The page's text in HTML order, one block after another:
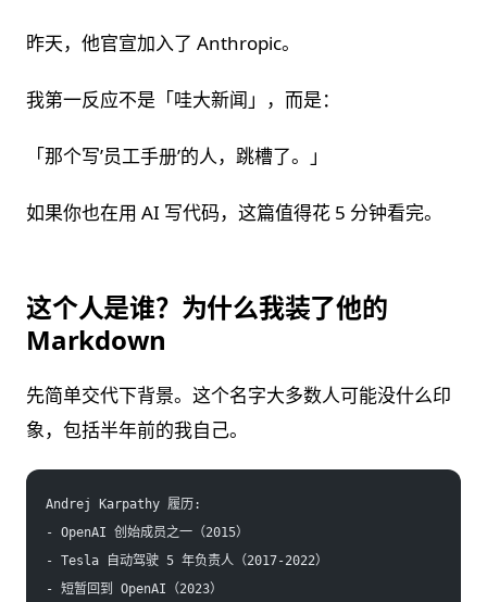
昨天，他官宣加入了 Anthropic。
我第一反应不是「哇大新闻」，而是：
「那个写’员工手册’的人，跳槽了。」
如果你也在用 AI 写代码，这篇值得花 5 分钟看完。
这个人是谁？为什么我装了他的
Markdown
先简单交代下背景。这个名字大多数人可能没什么印
象，包括半年前的我自己。
Andrej Karpathy 履历:
- OpenAI 创始成员之一（2015）
- Tesla 自动驾驶 5 年负责人（2017-2022）
- 短暂回到 OpenAI（2023）